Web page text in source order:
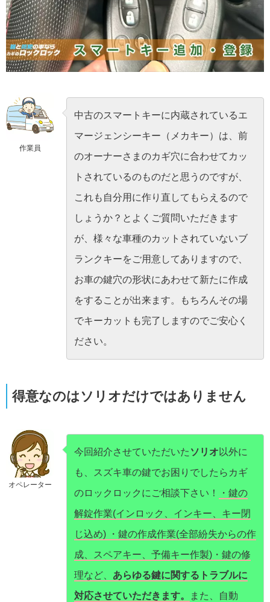
作業員
中古のスマートキーに内蔵されているエ
マージェンシーキー（メカキー）は、前
のオーナーさまのカギ穴に合わせてカッ
トされているのものだと思うのですが、
これも自分用に作り直してもらえるので
しょうか？とよくご質問いただきます
が、様々な車種のカットされていないブ
ランクキーをご用意してありますので、
お車の鍵穴の形状にあわせて新たに作成
をすることが出来ます。もちろんその場
でキーカットも完了しますのでご安心く
ださい。
得意なのはソリオだけではありません
オペレーター
今回紹介させていただいた ソリオ 以外に
も、スズキ車の鍵でお困りでしたらカギ
のロックロックにご相談下さい！
・鍵の
解錠作業(インロック、インキー、キー閉
じ込め) ・鍵の作成作業(全部紛失からの作
成、スペアキー、予備キー作製)・鍵の修
理など、 あらゆる鍵に関するトラブルに
対応させていただきます。
また、自動